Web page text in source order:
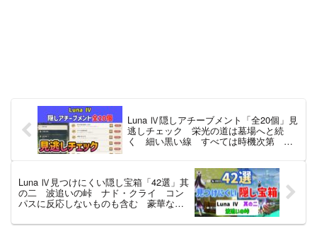
Luna Ⅳ隠しアチーブメント「全20個」見
逃しチェック 栄光の道は墓場へと続
く 細い黒い線 すべては時機次第 地
Luna Ⅳ見つけにくい隠し宝箱「42選」其
の二 波追いの峠 ナド・クライ コン
パスに反応しないものも含む 豪華な宝